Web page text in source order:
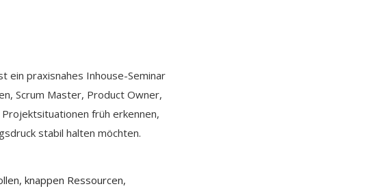
ein praxisnahes Inhouse-Seminar
Scrum Master, Product Owner,
früh erkennen,
stabil halten möchten.
knappen Ressourcen,